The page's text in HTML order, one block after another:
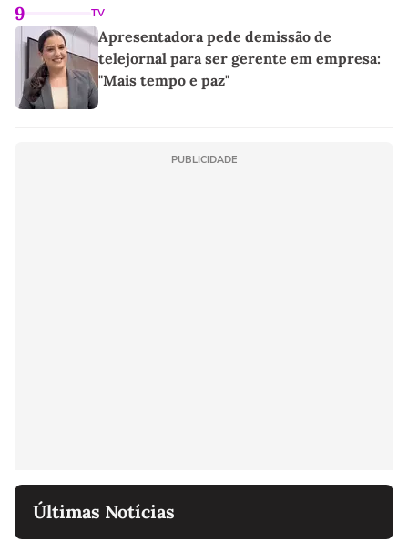
9 TV
Apresentadora pede demissão de
telejornal para ser gerente em empresa:
"Mais tempo e paz"
PUBLICIDADE
Últimas Notícias